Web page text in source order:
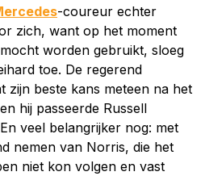
-coureur echter
zich, want op het moment
worden gebruikt, sloeg
toe. De regerend
zijn beste kans meteen na het
hij passeerde Russell
veel belangrijker nog: met
nemen van Norris, die het
niet kon volgen en vast